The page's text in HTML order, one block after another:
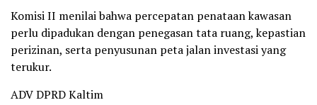
Komisi II menilai bahwa percepatan penataan kawasan
perlu dipadukan dengan penegasan tata ruang, kepastian
perizinan, serta penyusunan peta jalan investasi yang
terukur.
ADV DPRD Kaltim